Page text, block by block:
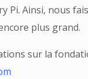
Pi. Ainsi, nous
plus grand.
sur la